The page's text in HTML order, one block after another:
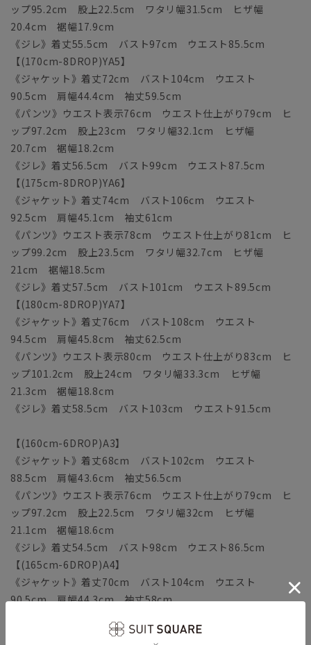
ップ95.2cm 股上22.5cm ワタリ幅31.5cm ヒザ幅
20.4cm 裾幅17.9cm
《ジレ》着丈55.5cm バスト97cm ウエスト85.5cm
【(170cm-8DROP)YA5】
《ジャケット》着丈72cm バスト104cm ウエスト
90.5cm 肩幅44.4cm 袖丈59.5cm
《パンツ》ウエスト表示76cm ウエスト仕上がり79cm ヒ
ップ97.2cm 股上23cm ワタリ幅32.1cm ヒザ幅
20.7cm 裾幅18.2cm
《ジレ》着丈56.5cm バスト99cm ウエスト87.5cm
【(175cm-8DROP)YA6】
《ジャケット》着丈74cm バスト106cm ウエスト
92.5cm 肩幅45.1cm 袖丈61cm
《パンツ》ウエスト表示78cm ウエスト仕上がり81cm ヒ
ップ99.2cm 股上23.5cm ワタリ幅32.7cm ヒザ幅
21cm 裾幅18.5cm
《ジレ》着丈57.5cm バスト101cm ウエスト89.5cm
【(180cm-8DROP)YA7】
《ジャケット》着丈76cm バスト108cm ウエスト
94.5cm 肩幅45.8cm 袖丈62.5cm
《パンツ》ウエスト表示80cm ウエスト仕上がり83cm ヒ
ップ101.2cm 股上24cm ワタリ幅33.3cm ヒザ幅
21.3cm 裾幅18.8cm
《ジレ》着丈58.5cm バスト103cm ウエスト91.5cm
【(160cm-6DROP)A3】
《ジャケット》着丈68cm バスト102cm ウエスト
88.5cm 肩幅43.6cm 袖丈56.5cm
《パンツ》ウエスト表示76cm ウエスト仕上がり79cm ヒ
ップ97.2cm 股上22.5cm ワタリ幅32cm ヒザ幅
21.1cm 裾幅18.6cm
《ジレ》着丈54.5cm バスト98cm ウエスト86.5cm
【(165cm-6DROP)A4】
《ジャケット》着丈70cm バスト104cm ウエスト
90.5cm 肩幅44.3cm 袖丈58cm
ップ99.2cm 股上23cm ワタリ幅32.6cm ヒザ幅